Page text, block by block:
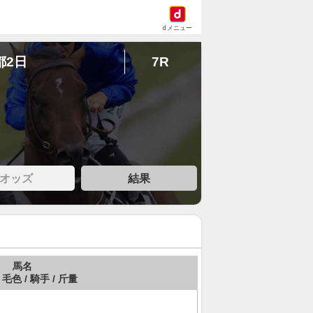
dメニュー
2日 7R
オッズ 結果
馬名
色 / 騎手 / 斤量